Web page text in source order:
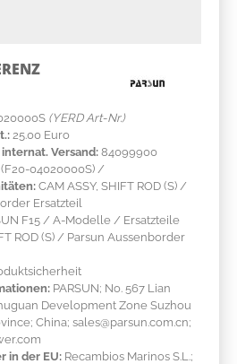
(YERD Art-Nr.)
25.00 Euro
Versand: 84099900
(F20-04020000S) /
CAM ASSY, SHIFT ROD (S) /
Ersatzteil
F15 / A-Modelle / Ersatzteile
ROD (S) / Parsun Aussenborder
PARSUN; No. 567 Lian
Development Zone Suzhou
China; sales@parsun.com.cn;
in der EU: Recambios Marinos S.L.;